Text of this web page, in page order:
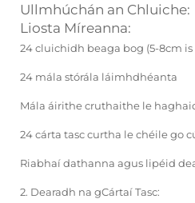
Ullmhúchán an Chluiche:
Liosta Míreanna:
24 cluichidh beaga bog (5-8cm is
24 mála stórála láimhdhéanta
Mála áirithe cruthaithe le
24 cárta tasc curtha le chéile go
Riabhaí dathanna agus lipéid
2. Dearadh na gCártaí Tasc: